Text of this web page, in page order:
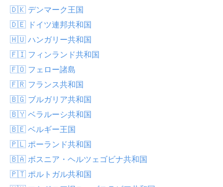
🇩🇰 デンマーク王国
🇩🇪 ドイツ連邦共和国
🇭🇺 ハンガリー共和国
🇫🇮 フィンランド共和国
🇫🇴 フェロー諸島
🇫🇷 フランス共和国
🇧🇬 ブルガリア共和国
🇧🇾 ベラルーシ共和国
🇧🇪 ベルギー王国
🇵🇱 ポーランド共和国
🇧🇦 ボスニア・ヘルツェゴビナ共和国
🇵🇹 ポルトガル共和国